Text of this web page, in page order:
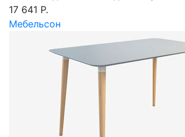
17 641 Р.
Мебельсон